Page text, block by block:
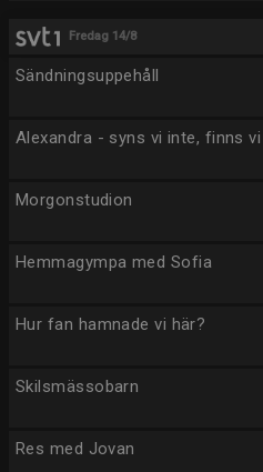
Fredag 14/8
Sändningsuppehåll
Alexandra - syns vi inte, finns
Morgonstudion
Hemmagympa med Sofia
Hur fan hamnade vi här?
Skilsmässobarn
Res med Jovan